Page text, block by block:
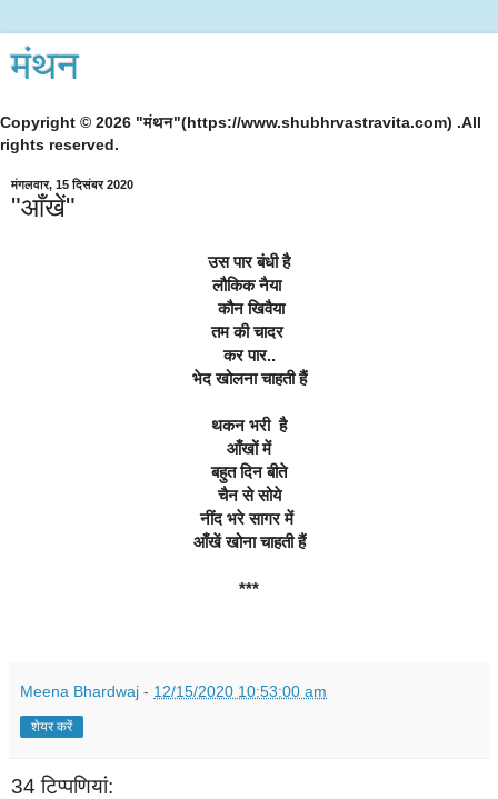
मंथन
Copyright © 2026 "मंथन"(https://www.shubhrvastravita.com) .All
rights reserved.
मंगलवार, 15 दिसंबर 2020
"आँखें"
उस पार बंधी है
लौकिक नैया
कौन खिवैया
तम की चादर
कर पार..
भेद खोलना चाहती हैं
थकन भरी  है
आँखों में
बहुत दिन बीते
चैन से सोये
नींद भरे सागर में
आँखें खोना चाहती हैं
***
Meena Bhardwaj - 12/15/2020 10:53:00 am
शेयर करें
34 टिप्‍पणियां: